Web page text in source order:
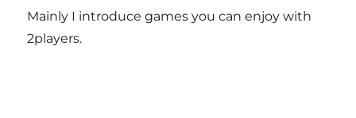
Mainly I introduce games you can enjoy with
2players.